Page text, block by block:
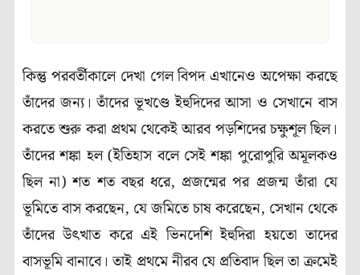
কিন্তু পরবর্তীকালে দেখা গেল বিপদ এখানেও অপেক্ষা করছে
তাঁদের জন্য। তাঁদের ভূখণ্ডে ইহুদিদের আসা ও সেখানে বাস
করতে শুরু করা প্রথম থেকেই আরব পড়শিদের চক্ষুশূল ছিল।
তাঁদের শঙ্কা হল (ইতিহাস বলে সেই শঙ্কা পুরোপুরি অমূলকও
ছিল না) শত শত বছর ধরে, প্রজন্মের পর প্রজন্ম তাঁরা যে
ভূমিতে বাস করছেন, যে জমিতে চাষ করেছেন, সেখান থেকে
তাঁদের উৎখাত করে এই ভিনদেশি ইহুদিরা হয়তো তাদের
বাসভূমি বানাবে। তাই প্রথমে নীরব যে প্রতিবাদ ছিল তা ক্রমেই